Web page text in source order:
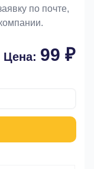
по почте,
Цена: 99 ₽